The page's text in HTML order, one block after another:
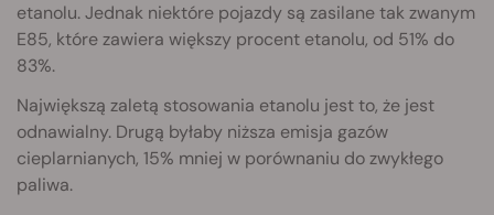
etanolu. Jednak niektóre pojazdy są zasilane tak zwanym
E85, które zawiera większy procent etanolu, od 51% do
83%.
Największą zaletą stosowania etanolu jest to, że jest
odnawialny. Drugą byłaby niższa emisja gazów
cieplarnianych, 15% mniej w porównaniu do zwykłego
paliwa.